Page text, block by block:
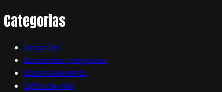
Categorias
Deportes
Economía y Negocios
Entretenimiento
Estilo de vida